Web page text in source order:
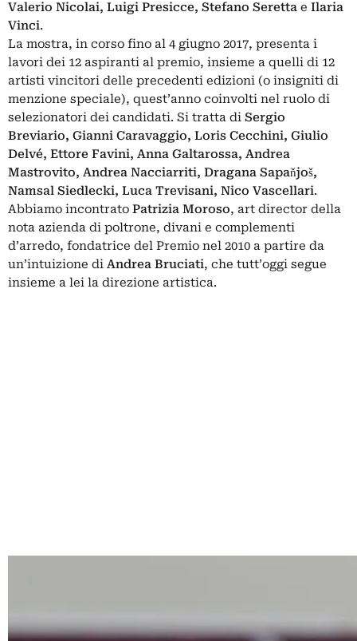
Valerio Nicolai, Luigi Presicce, Stefano Seretta e Ilaria
Vinci.
La mostra, in corso fino al 4 giugno 2017, presenta i
lavori dei 12 aspiranti al premio, insieme a quelli di 12
artisti vincitori delle precedenti edizioni (o insigniti di
menzione speciale), quest’anno coinvolti nel ruolo di
selezionatori dei candidati. Si tratta di Sergio
Breviario, Gianni Caravaggio, Loris Cecchini, Giulio
Delvé, Ettore Favini, Anna Galtarossa, Andrea
Mastrovito, Andrea Nacciarriti, Dragana Sapaňjoš,
Namsal Siedlecki, Luca Trevisani, Nico Vascellari.
Abbiamo incontrato Patrizia Moroso, art director della
nota azienda di poltrone, divani e complementi
d’arredo, fondatrice del Premio nel 2010 a partire da
un’intuizione di Andrea Bruciati, che tutt’oggi segue
insieme a lei la direzione artistica.